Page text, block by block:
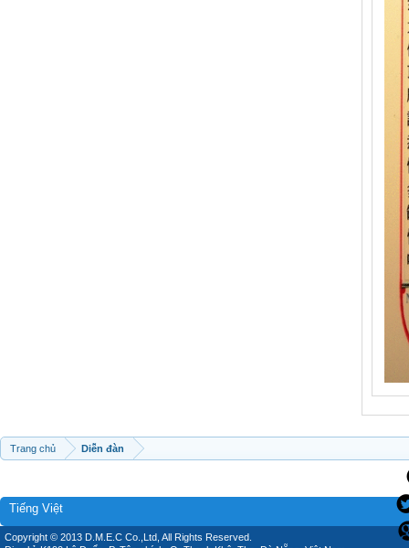
Trang chủ Diễn đàn
Tiếng Việt
Copyright © 2013 D.M.E.C Co.,Ltd, All Rights Reserved.